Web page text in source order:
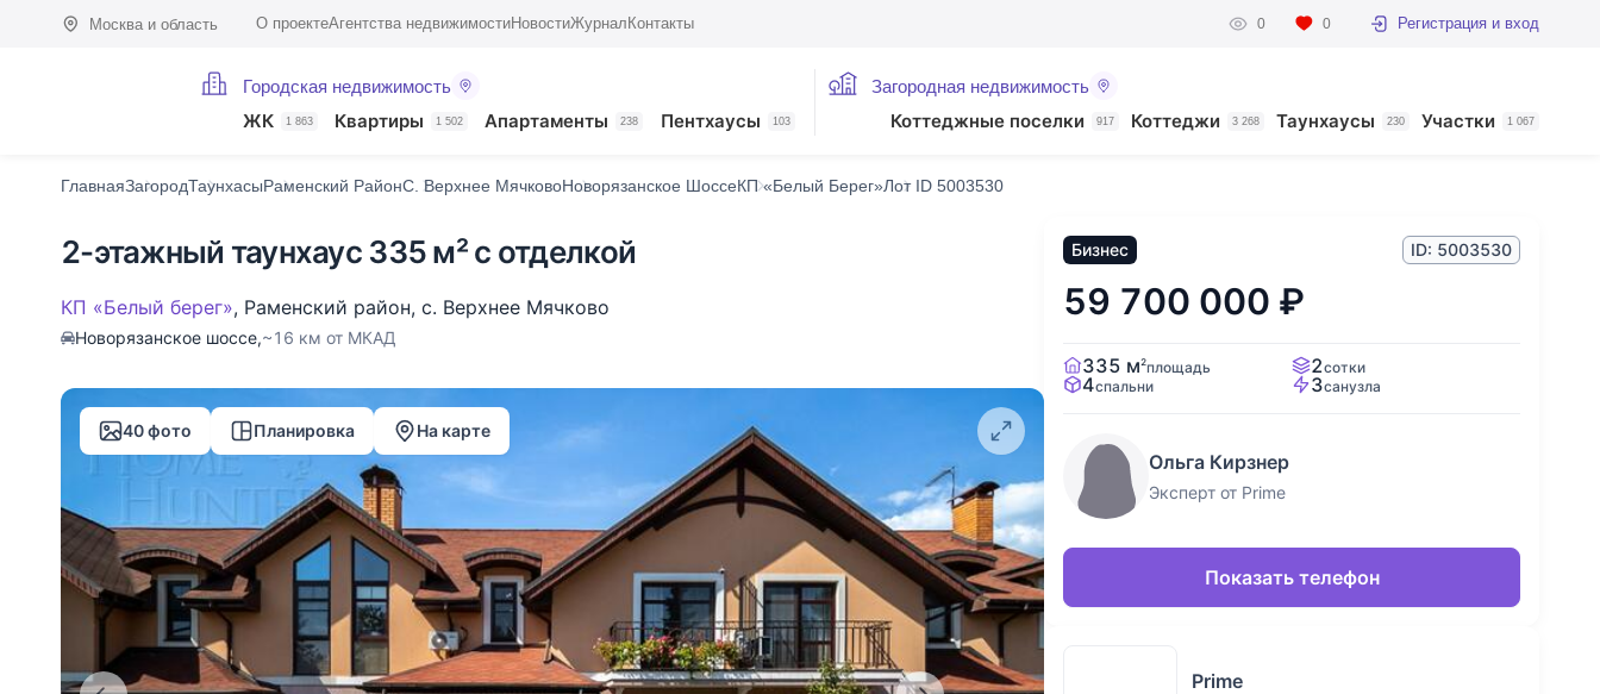
Москва и область О проектеАгентства недвижимостиНовостиЖурнал Контакты 0 0 Регистрация и вход
Городская недвижимость
ЖК 1 863 Квартиры 1 502 Апартаменты 238 Пентхаусы 103
Загородная недвижимость
Коттеджные поселки 917 Коттеджи 3 268 Таунхаусы 230 Участки 1 067
ГлавнаяЗагородТаунхасыРаменский РайонС. Верхнее МячковоНоворязанское ШоссеКП «Белый Берег»Лот ID 5003530
2-этажный таунхаус 335 м² с отделкой
КП «Белый берег», Раменский район, с. Верхнее Мячково
Новорязанское шоссе,~16 км от МКАД
40 фото Планировка На карте
Бизнес ID: 5003530
59 700 000 ₽
335 м2площадь 2сотки
4спальни 3санузла
Ольга Кирзнер
Эксперт от Prime
Показать телефон
Prime
ХарактеристикиОписаниеО поселкеНа карте